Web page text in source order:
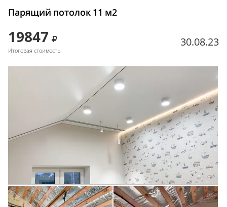
Парящий потолок 11 м2
19847
Итоговая стоимость
30.08.23